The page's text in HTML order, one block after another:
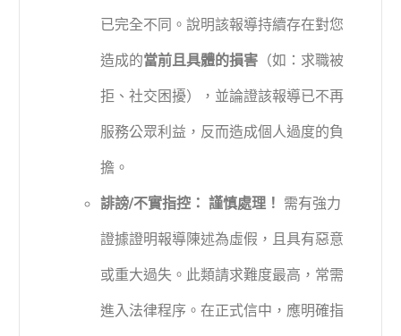
已完全不同。說明該報導持續存在對您
造成的當前且具體的損害（如：求職被
拒、社交困擾），並論證該報導已不再
服務公眾利益，反而造成個人過度的負
擔。
誹謗/不實指控： 謹慎處理！ 需有強力
證據證明報導陳述為虛假，且具有惡意
或重大過失。此類請求難度最高，常需
進入法律程序。在正式信中，應明確指